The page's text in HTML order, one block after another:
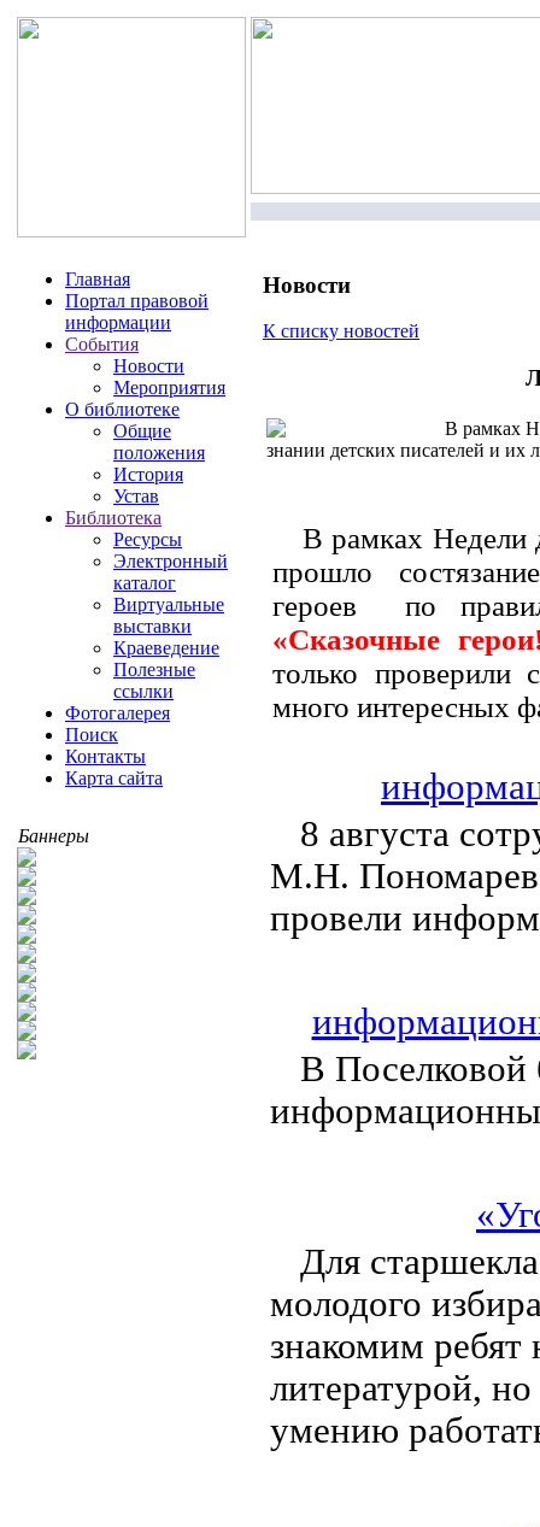
Главная
Портал правовой
информации
События
Новости
Мероприятия
О библиотеке
Общие
положения
История
Устав
Библиотека
Ресурсы
Электронный
каталог
Виртуальные
выставки
Краеведение
Полезные
ссылки
Фотогалерея
Поиск
Контакты
Карта сайта
Баннеры
Новости
К списку новостей
В рамках
знании детских писателей и
В рамках Недели
прошло
героев по
«Сказочные
только проверили
много интересных
8 августа
М.Н.
провели
В Поселковой
Для
молодого
знакомим ребят
литературой,
умению